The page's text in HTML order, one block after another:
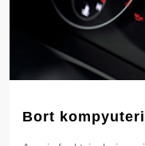
Bort kompyuteri